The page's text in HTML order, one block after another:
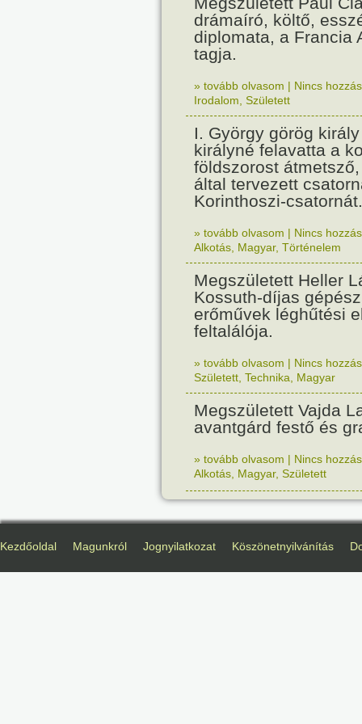
drámaíró, költő,
diplomata, a Francia
tagja.
» tovább olvasom | Nincs
Irodalom Született
I. György görög
királyné felavatta a
földszorost
által tervezett
Korinthoszi-csatornát.
» tovább olvasom | Nincs
Alkotás Magyar, Történelem
Megszületett Heller
Kossuth-díjas
erőművek léghűtési
feltalálója.
» tovább olvasom | Nincs
Született Technika Magyar
Megszületett Vajda
avantgárd festő és
» tovább olvasom | Nincs
Alkotás Magyar, Született
Kezdőoldal Magunkról Jognyilatkozat Köszönetnyilvánítás